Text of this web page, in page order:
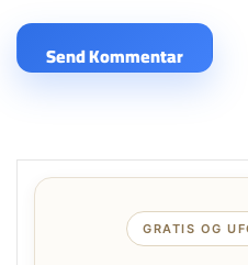
GRATIS OG